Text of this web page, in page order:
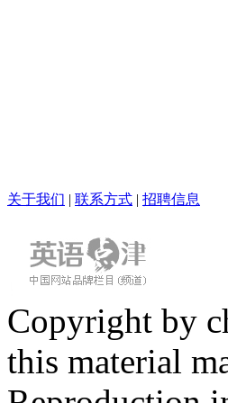
关于我们 | 联系方式 | 招聘信息
Copyright by
this material